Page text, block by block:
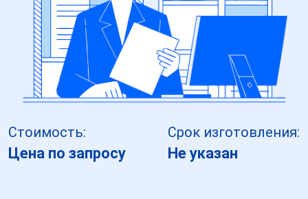
Стоимость:
Цена по запросу
Срок изготовления:
Не указан